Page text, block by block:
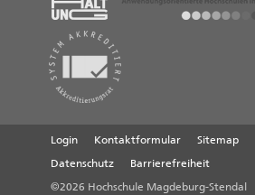
Login Kontaktformular Sitemap
Datenschutz
Barrierefreiheit
©2026 Hochschule Magdeburg-Stendal